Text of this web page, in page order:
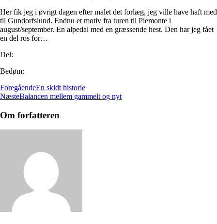
Her fik jeg i øvrigt dagen efter malet det forlæg, jeg ville have haft med
til Gundorfslund. Endnu et motiv fra turen til Piemonte i
august/september. En alpedal med en græssende hest. Den har jeg fået
en del ros for…
Del:
Bedøm:
ForegåendeEn skidt historie
NæsteBalancen mellem gammelt og nyt
Om forfatteren